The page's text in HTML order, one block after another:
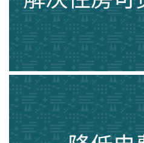
降低电费账单